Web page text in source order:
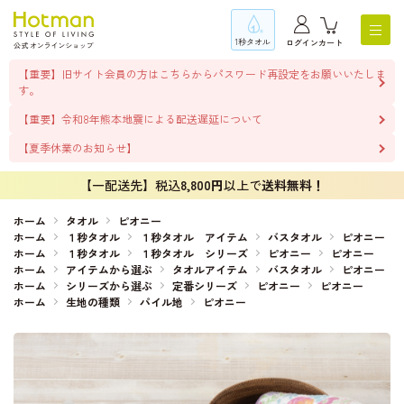
1秒タオル ログインカート
【重要】旧サイト会員の方はこちらからパスワード再設定をお願いいたしま
す。
【重要】令和8年熊本地震による配送遅延について
【夏季休業のお知らせ】
【一配送先】税込8,800円以上で送料無料！
ホーム タオル
ピオニー
ホーム
１秒タオル １秒タオル アイテム バスタオル
ピオニー
ホーム
１秒タオル １秒タオル シリーズ ピオニー
ピオニー
ホーム
アイテムから選ぶ タオルアイテム バスタオル
ピオニー
ホーム
シリーズから選ぶ 定番シリーズ ピオニー
ピオニー
ホーム
生地の種類 パイル地 ピオニー